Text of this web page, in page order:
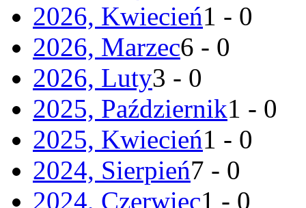
2026, Kwiecień1 - 0
2026, Marzec6 - 0
2026, Luty3 - 0
2025, Październik1 - 0
2025, Kwiecień1 - 0
2024, Sierpień7 - 0
2024, Czerwiec1 - 0